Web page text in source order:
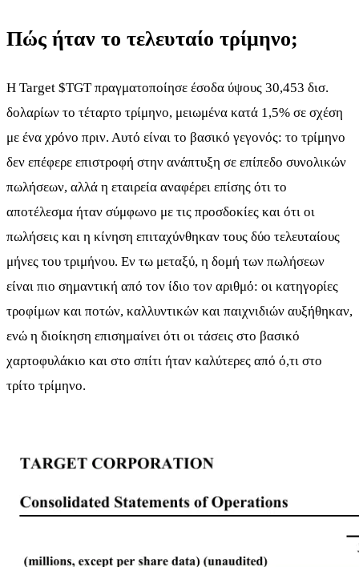
Πώς ήταν το τελευταίο τρίμηνο;
Η Target $TGTπραγματοποίησε έσοδα ύψους 30,453 δισ.
δολαρίων το τέταρτο τρίμηνο, μειωμένα κατά 1,5% σε σχέση
με ένα χρόνο πριν. Αυτό είναι το βασικό γεγονός: το τρίμηνο
δεν επέφερε επιστροφή στην ανάπτυξη σε επίπεδο συνολικών
πωλήσεων, αλλά η εταιρεία αναφέρει επίσης ότι το
αποτέλεσμα ήταν σύμφωνο με τις προσδοκίες και ότι οι
πωλήσεις και η κίνηση επιταχύνθηκαν τους δύο τελευταίους
μήνες του τριμήνου. Εν τω μεταξύ, η δομή των πωλήσεων
είναι πιο σημαντική από τον ίδιο τον αριθμό: οι κατηγορίες
τροφίμων και ποτών, καλλυντικών και παιχνιδιών αυξήθηκαν,
ενώ η διοίκηση επισημαίνει ότι οι τάσεις στο βασικό
χαρτοφυλάκιο και στο σπίτι ήταν καλύτερες από ό,τι στο
τρίτο τρίμηνο.